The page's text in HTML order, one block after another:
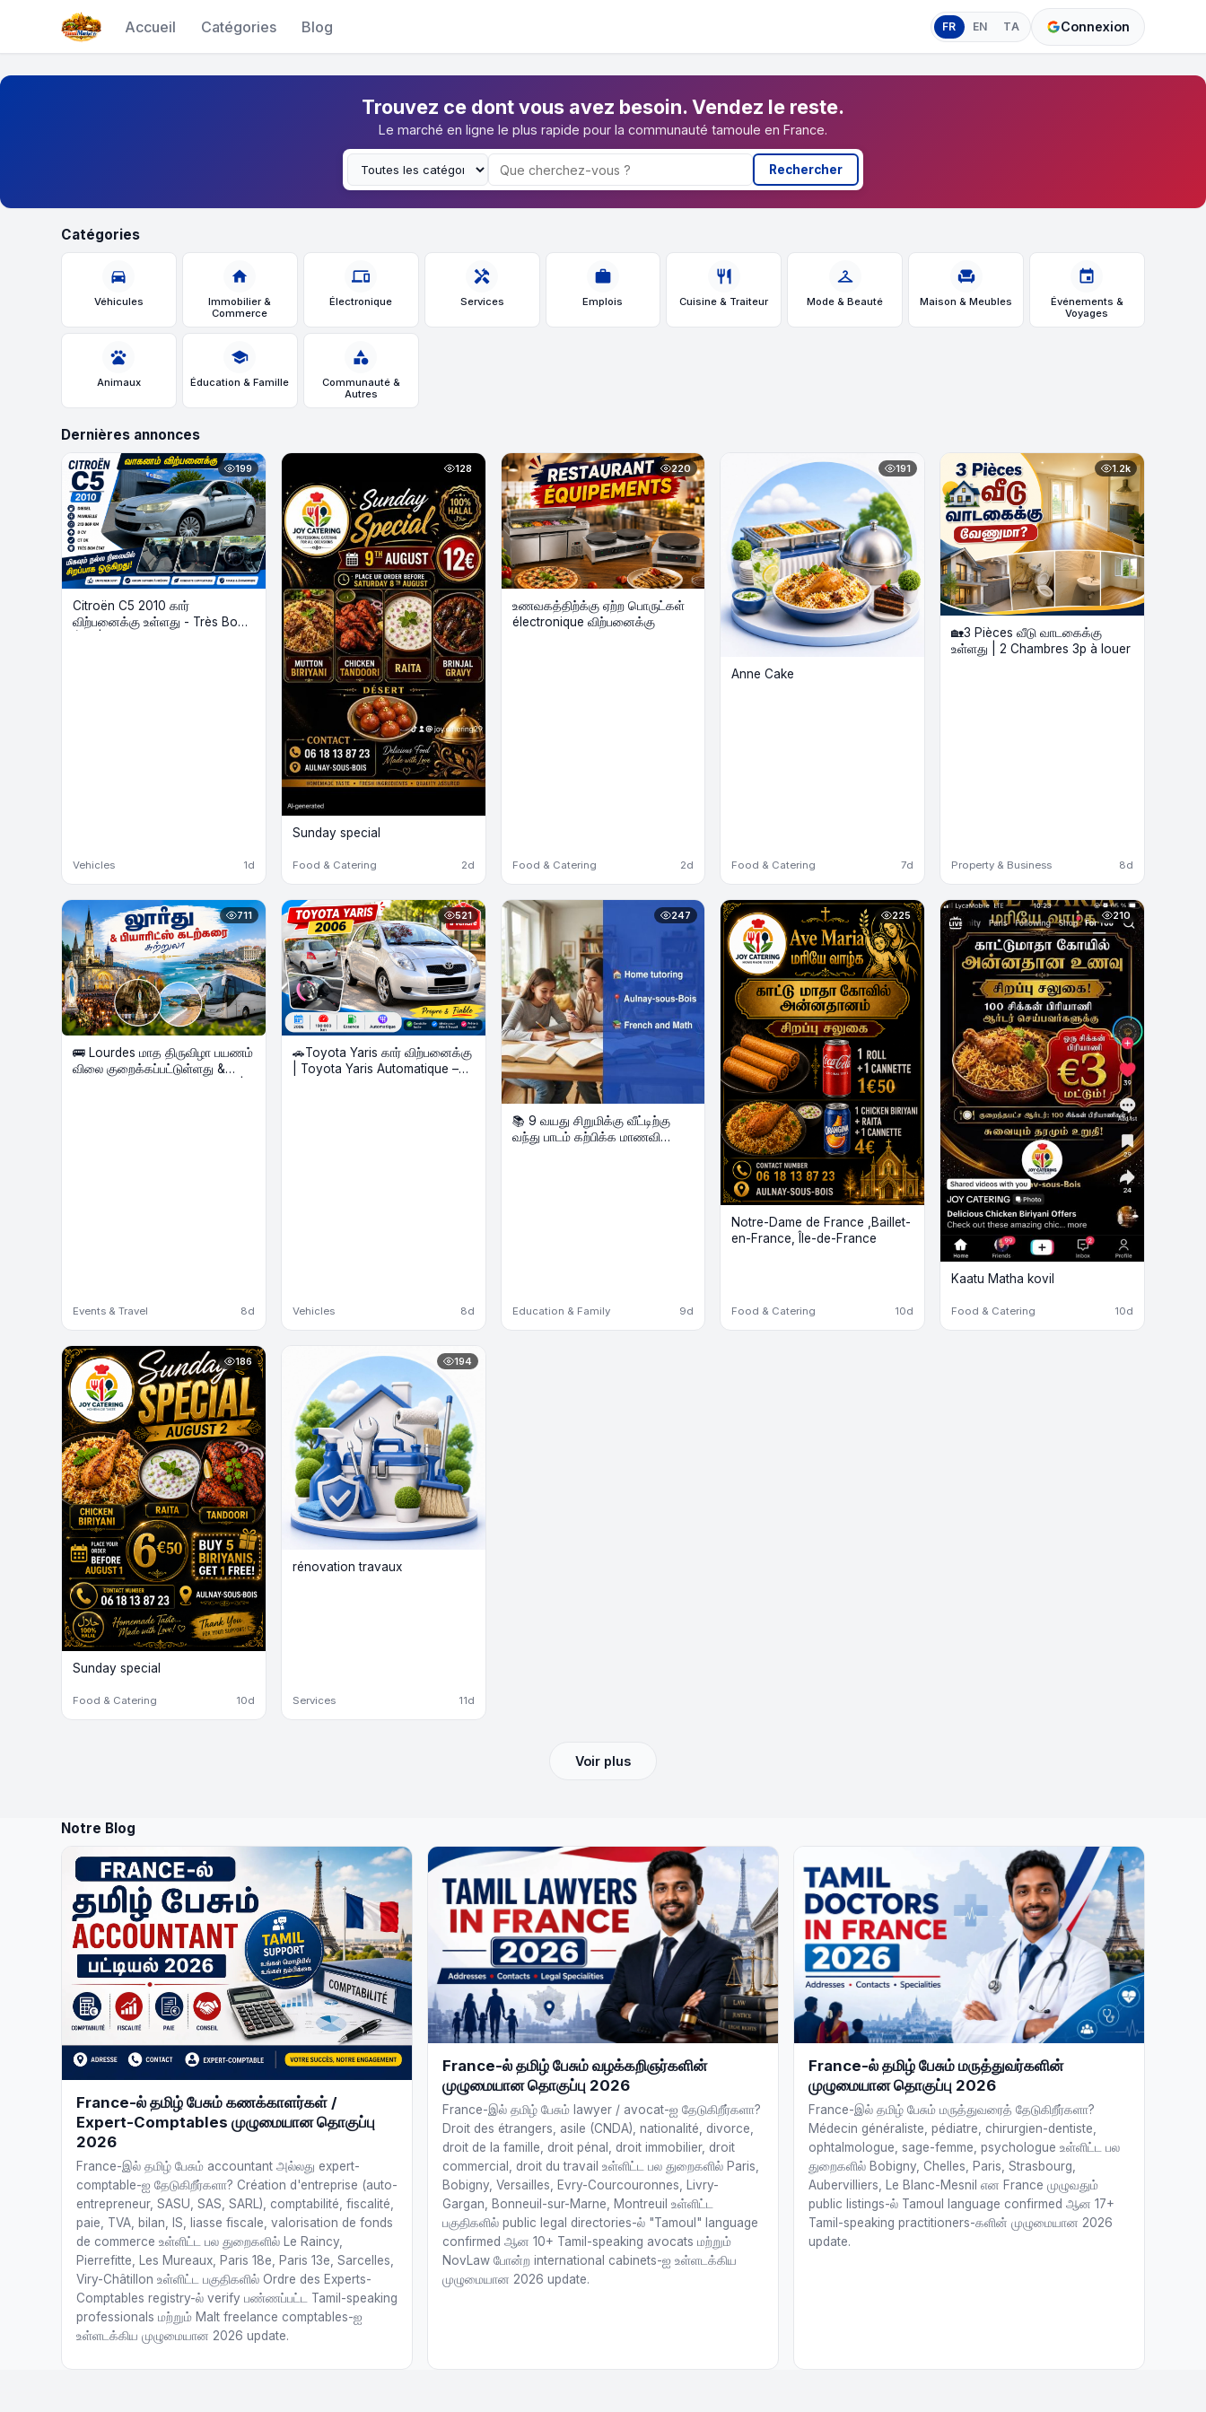
Accueil Catégories Blog FR EN TA Connexion
Trouvez ce dont vous avez besoin. Vendez le reste.
Le marché en ligne le plus rapide pour la communauté tamoule en France.
Rechercher
Catégories
directions_car
Véhicules
home
Immobilier &
Commerce
devices
Électronique
handyman
Services
work
Emplois
restaurant
Cuisine & Traiteur
checkroom
Mode & Beauté
chair
Maison & Meubles
event
Événements &
Voyages
pets
Animaux
school
Éducation & Famille
category
Communauté &
Autres
Dernières annonces
199
Citroën C5 2010 கார்
விற்பனைக்கு உள்ளது - Très Bon
Vehicles 1d
128
Sunday special
Food & Catering 2d
220
உணவகத்திற்க்கு ஏற்ற பொருட்கள்
électronique விற்பனைக்கு
Food & Catering 2d
191
Anne Cake
Food & Catering 7d
1.2k
🏡3 Pièces வீடு வாடகைக்கு
உள்ளது | 2 Chambres 3p à louer
Property & Business 8d
711
🚌 Lourdes மாத திருவிழா பயணம்
விலை குறைக்கப்பட்டுள்ளது &
Events & Travel 8d
521
🚗Toyota Yaris கார் விற்பனைக்கு
Vehicles 8d
247
📚 9 வயது சிறுமிக்கு வீட்டிற்கு
வந்து பாடம் கற்பிக்க மாணவி
Education & Family 9d
225
Notre-Dame de France ,Baillet-
en-France, Île-de-France
Food & Catering 10d
210
Kaatu Matha kovil
Food & Catering 10d
186
Sunday special
Food & Catering 10d
194
rénovation travaux
Services 11d
Voir plus
Notre Blog
France-ல் தமிழ் பேசும் கணக்காளர்கள் /
Expert-Comptables முழுமையான தொகுப்பு
2026
France-இல் தமிழ் பேசும் accountant அல்லது expert-
comptable-ஐ தேடுகிறீர்களா? Création d'entreprise (auto-
entrepreneur, SASU, SAS, SARL), comptabilité, fiscalité,
paie, TVA, bilan, IS, liasse fiscale, valorisation de fonds
de commerce உள்ளிட்ட பல துறைகளில் Le Raincy,
Pierrefitte, Les Mureaux, Paris 18e, Paris 13e, Sarcelles,
Viry-Châtillon உள்ளிட்ட பகுதிகளில் Ordre des Experts-
Comptables registry-ல் verify பண்ணப்பட்ட Tamil-speaking
professionals மற்றும் Malt freelance comptables-ஐ
உள்ளடக்கிய முழுமையான 2026 update.
France-ல் தமிழ் பேசும் வழக்கறிஞர்களின்
முழுமையான தொகுப்பு 2026
France-இல் தமிழ் பேசும் lawyer / avocat-ஐ தேடுகிறீர்களா?
Droit des étrangers, asile (CNDA), nationalité, divorce,
droit de la famille, droit pénal, droit immobilier, droit
commercial, droit du travail உள்ளிட்ட பல துறைகளில் Paris,
Bobigny, Versailles, Evry-Courcouronnes, Livry-
Gargan, Bonneuil-sur-Marne, Montreuil உள்ளிட்ட
பகுதிகளில் public legal directories-ல் "Tamoul" language
confirmed ஆன 10+ Tamil-speaking avocats மற்றும்
NovLaw போன்ற international cabinets-ஐ உள்ளடக்கிய
முழுமையான 2026 update.
France-ல் தமிழ் பேசும் மருத்துவர்களின்
முழுமையான தொகுப்பு 2026
France-இல் தமிழ் பேசும் மருத்துவரைத் தேடுகிறீர்களா?
Médecin généraliste, pédiatre, chirurgien-dentiste,
ophtalmologue, sage-femme, psychologue உள்ளிட்ட பல
துறைகளில் Bobigny, Chelles, Paris, Strasbourg,
Aubervilliers, Le Blanc-Mesnil என France முழுவதும்
public listings-ல் Tamoul language confirmed ஆன 17+
Tamil-speaking practitioners-களின் முழுமையான 2026
update.